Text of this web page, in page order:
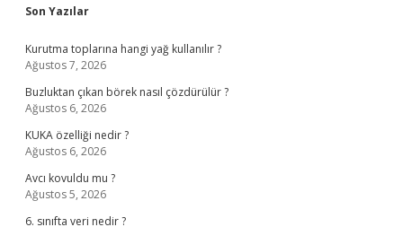
Sidebar
Son Yazılar
Kurutma toplarına hangi yağ kullanılır ?
Ağustos 7, 2026
Buzluktan çıkan börek nasıl çözdürülür ?
Ağustos 6, 2026
KUKA özelliği nedir ?
Ağustos 6, 2026
Avcı kovuldu mu ?
Ağustos 5, 2026
6. sınıfta veri nedir ?